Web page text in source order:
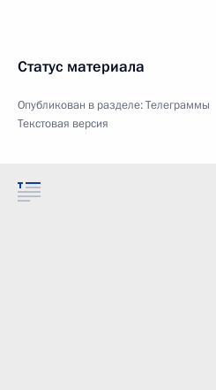
Статус материала
Опубликован в разделе:Телеграммы
Текстовая версия